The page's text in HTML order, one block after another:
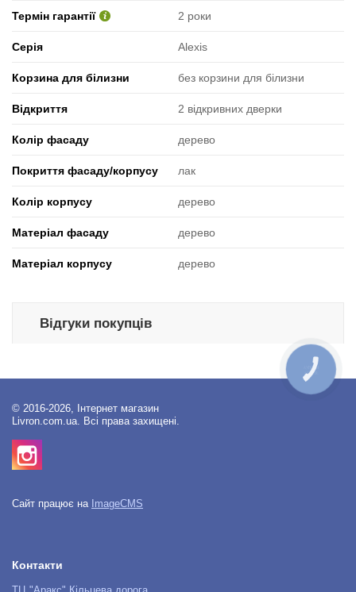
Термін гарантії 2 роки
Серія Alexis
Корзина для білизни без корзини для білизни
Відкриття 2 відкривних дверки
Колір фасаду дерево
Покриття фасаду/корпусу лак
Колір корпусу дерево
Матеріал фасаду дерево
Матеріал корпусу дерево
Відгуки покупців
© 2016-2026, Інтернет магазин
Livron.com.ua. Всі права захищені.
Сайт працює на ImageCMS
Контакти
КНОПКА
ЗВ'ЯЗКУ